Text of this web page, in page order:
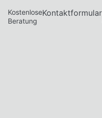
Kostenlose
Beratung
Kontaktformular